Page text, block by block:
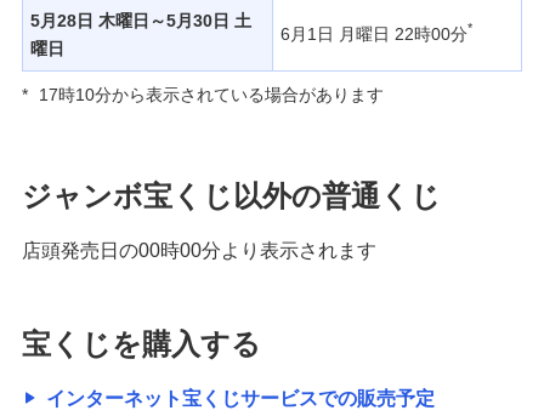
5月28日 木曜日～5月30日 土
曜日
6月1日 月曜日 22時00分*
* 17時10分から表示されている場合があります
ジャンボ宝くじ以外の普通くじ
店頭発売日の00時00分より表示されます
宝くじを購入する
インターネット宝くじサービスでの販売予定